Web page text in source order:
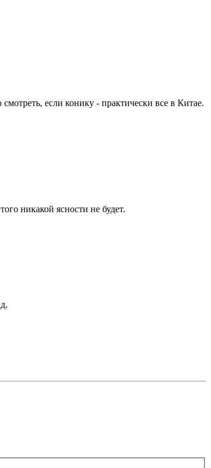
если конику - практически все в Китае.
никакой ясности не будет.